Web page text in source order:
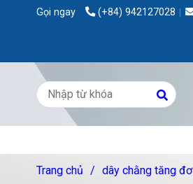
Gọi ngay (+84) 942127028
Trang chủ / dây chằng tăng đơ